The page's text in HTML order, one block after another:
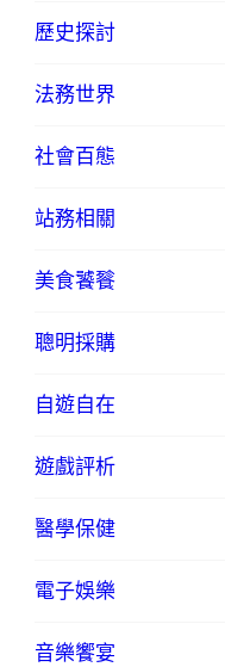
歷史探討
法務世界
社會百態
站務相關
美食饕餮
聰明採購
自遊自在
遊戲評析
醫學保健
電子娛樂
音樂饗宴